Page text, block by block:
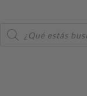
de
productos